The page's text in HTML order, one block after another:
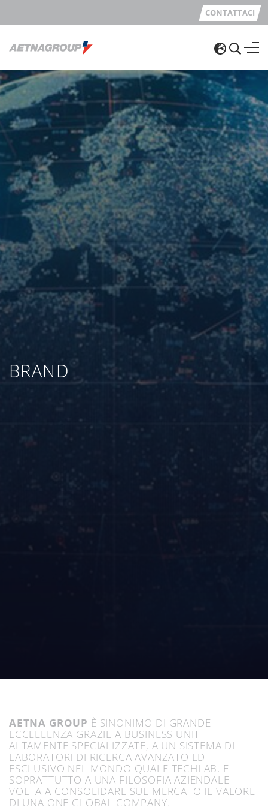
CONTATTACI
BRAND
AETNA GROUP È SINONIMO DI GRANDE
ECCELLENZA GRAZIE A BUSINESS UNIT
ALTAMENTE SPECIALIZZATE, A UN SISTEMA DI
LABORATORI DI RICERCA AVANZATO ED
ESCLUSIVO NEL MONDO QUALE TECHLAB, E
SOPRATTUTTO A UNA FILOSOFIA AZIENDALE
VOLTA A CONSOLIDARE SUL MERCATO IL VALORE
DI UNA ONE GLOBAL COMPANY.